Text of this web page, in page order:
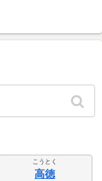
こうとく
高徳